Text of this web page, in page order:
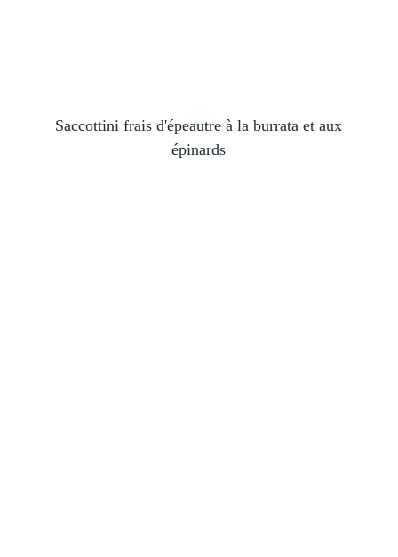
Saccottini frais d'épeautre à la burrata et aux
épinards